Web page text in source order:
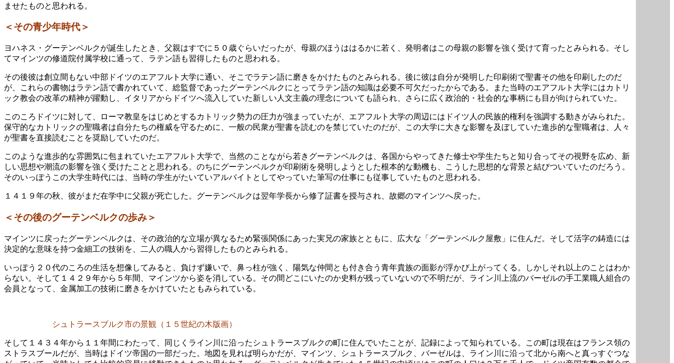
ませたものと思われる。
＜その青少年時代＞
ヨハネス・グーテンベルクが誕生したとき、父親はすでに５０歳ぐらいだったが、母親のほうははるかに若く、発明者はこの母親の影響を強く受けて育ったとみられる。そし
てマインツの修道院付属学校に通って、ラテン語も習得したものと思われる。
その後彼は創立間もない中部ドイツのエアフルト大学に通い、そこでラテン語に磨きをかけたものとみられる。後に彼は自分が発明した印刷術で聖書その他を印刷したのだ
が、これらの書物はラテン語で書かれていて、総監督であったグーテンベルクにとってラテン語の知識は必要不可欠だったからである。また当時のエアフルト大学にはカトリ
ック教会の改革の精神が躍動し、イタリアからドイツへ流入していた新しい人文主義の理念についても語られ、さらに広く政治的・社会的な事柄にも目が向けられていた。
このころドイツに対して、ローマ教皇をはじめとするカトリック勢力の圧力が強まっていたが、エアフルト大学の周辺にはドイツ人の民族的権利を強調する動きがみられた。
保守的なカトリックの聖職者は自分たちの権威を守るために、一般の民衆が聖書を読むのを禁じていたのだが、この大学に大きな影響を及ぼしていた進歩的な聖職者は、人々
が聖書を直接読むことを奨励していたのだ。
このような進歩的な雰囲気に包まれていたエアフルト大学で、当然のことながら若きグーテンベルクは、各国からやってきた修士や学生たちと知り合ってその視野を広め、新
しい思想や潮流の影響を強く受けたことと思われる。のちにグーテンベルクが印刷術を発明しようとした根本的な動機も、こうした思想的な背景と結びついていたのだろう。
そのいっぽうこの大学生時代には、当時の学生がたいていアルバイトとしてやっていた筆写の仕事にも従事していたものと思われる。
１４１９年の秋、彼がまだ在学中に父親が死亡した。グーテンベルクは翌年学長から修了証書を授与され、故郷のマインツへ戻った。
＜その後のグーテンベルクの歩み＞
マインツに戻ったグーテンベルクは、その政治的な立場が異なるため緊張関係にあった実兄の家族とともに、広大な「グーテンベルク屋敷」に住んだ。そして活字の鋳造には
決定的な意味を持つ金細工の技術を、二人の職人から習得したものとみられる。
いっぽう２０代のころの生活を想像してみると、負けず嫌いで、鼻っ柱が強く、陽気な仲間とも付き合う青年貴族の面影が浮かび上がってくる。しかしそれ以上のことはわか
らない。そして１４２９年から５年間、マインツから姿を消している。その間どこにいたのか史料が残っていないので不明だが、ライン川上流のバーゼルの手工業職人組合の
会員となって、金属加工の技術に磨きをかけていたともみられている。
シュトラースブルク市の景観（１５世紀の木版画）
そして１４３４年から１１年間にわたって、同じくライン川に沿ったシュトラースブルクの町に住んでいたことが、記録によって知られている。この町は現在はフランス領の
ストラスブールだが、当時はドイツ帝国の一部だった。地図を見れば明らかだが、マインツ、シュトラースブルク、バーゼルは、ライン川に沿って北から南へと真っすぐつな